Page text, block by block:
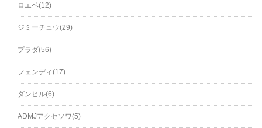
ロエベ(12)
ジミーチュウ(29)
プラダ(56)
フェンディ(17)
ダンヒル(6)
ADMJアクセソワ(5)